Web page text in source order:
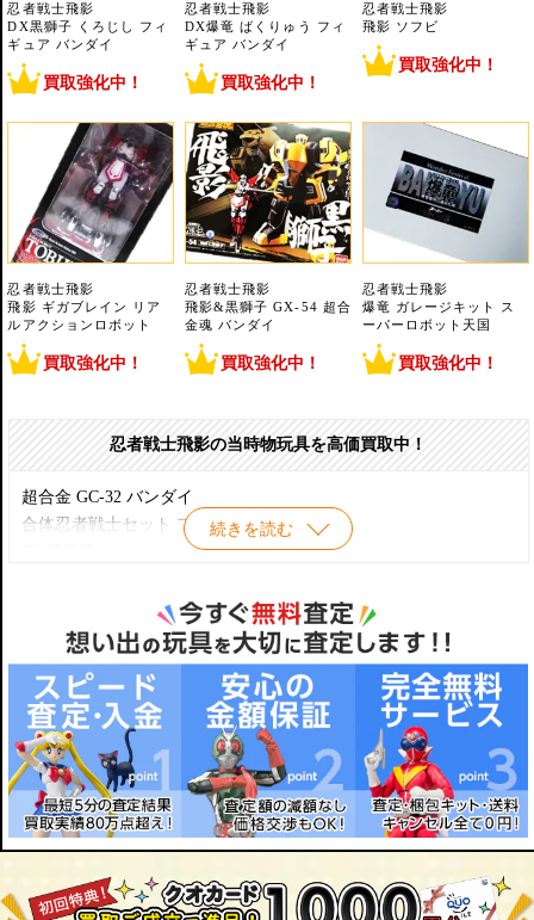
忍者戦士飛影
DX黒獅子 くろじし フィ
ギュア バンダイ
買取強化中！
忍者戦士飛影
DX爆竜 ばくりゅう フィ
ギュア バンダイ
買取強化中！
忍者戦士飛影
飛影 ソフビ
買取強化中！
忍者戦士飛影
飛影 ギガブレイン リア
ルアクションロボット
買取強化中！
忍者戦士飛影
飛影&黒獅子 GX-54 超合
金魂 バンダイ
買取強化中！
忍者戦士飛影
爆竜 ガレージキット ス
ーパーロボット天国
買取強化中！
忍者戦士飛影の当時物玩具を高価買取中！
続きを読む
超合金 GC-32 バンダイ
合体忍者戦士セット フィギュア バンダイ
DX鳳雷鷹 ほうらいおう フィギュア バンダイ
DX爆竜 ばくりゅう フィギュア バンダイ
三獣神セット ソフビ バンダイ
飛影 ソフビ
超合金魂 GX-54 飛影&黒獅子 バンダイ
超合金魂 GX-55 飛影＆鳳雷鷹 バンダイ
超合金魂 GX-56 零影＆爆竜 バンダイ
爆竜 ガレージキット スーパーロボット天国
鳳雷鷹 ガレージキット スーパーロボット天国
黒獅子 ガレージキット スーパーロボット天国
ロミナ・ラドリオ 1/6 ガレージキット アトリエ彩
零影 ガレージキット ラーク LARK
飛影 ガレージキット T・O・P!